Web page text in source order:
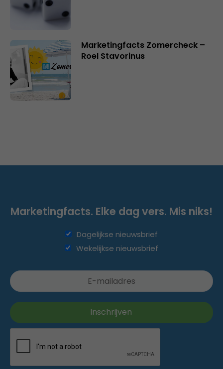
Marketingfacts Zomercheck –
Roel Stavorinus
Marketingfacts. Elke dag vers. Mis niks!
Dagelijkse nieuwsbrief
Wekelijkse nieuwsbrief